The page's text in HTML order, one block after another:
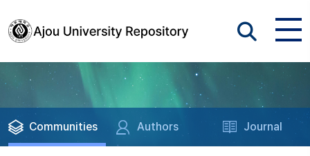
Communities Authors Journal